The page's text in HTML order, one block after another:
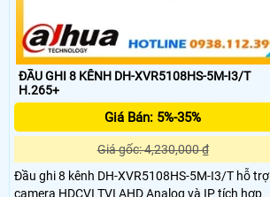
ĐẦU GHI 8 KÊNH DH-XVR5108HS-5M-I3/T
H.265+
Giá Bán: 5%-35%
Giá gốc: 4,230,000 ₫
Đầu ghi 8 kênh DH-XVR5108HS-5M-I3/T hỗ trợ
camera HDCVI TVI AHD Analog và IP tích hợp